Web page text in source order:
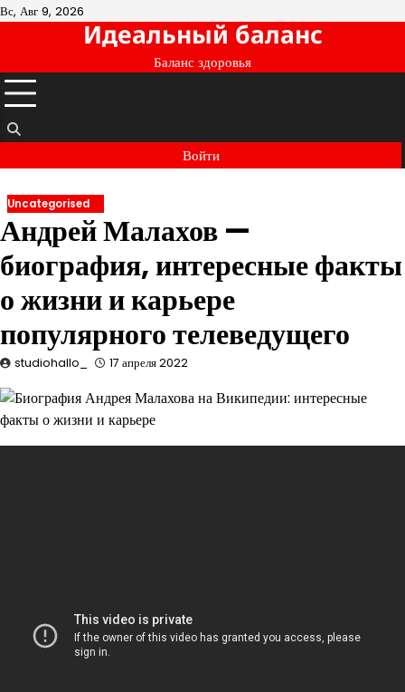
Перейти
Вс, Авг 9, 2026
Идеальный баланс
Баланс здоровья
Войти
Uncategorised
Андрей Малахов —
биография, интересные факты
о жизни и карьере
популярного телеведущего
studiohallo_ 17 апреля 2022